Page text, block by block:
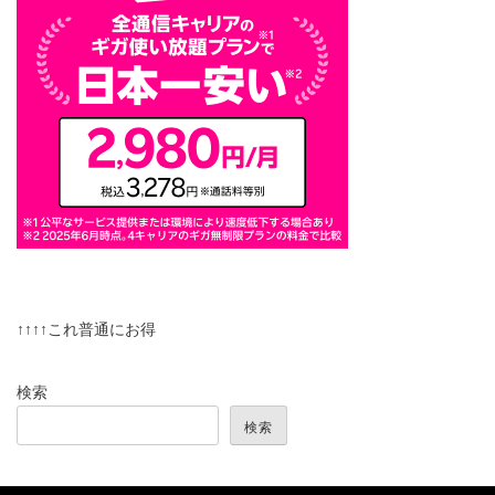
↑↑↑↑これ普通にお得
検索
検索